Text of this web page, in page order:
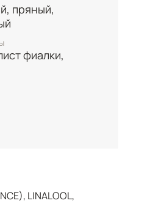
шлейф.
пряный,
фиалки,
LINALOOL,